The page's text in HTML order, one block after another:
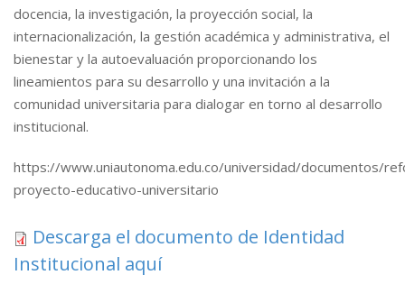
docencia, la investigación, la proyección social, la
internacionalización, la gestión académica y administrativa, el
bienestar y la autoevaluación proporcionando los
lineamientos para su desarrollo y una invitación a la
comunidad universitaria para dialogar en torno al desarrollo
institucional.
https://www.uniautonoma.edu.co/universidad/documentos/
proyecto-educativo-universitario
Descarga el documento de Identidad
Institucional aquí